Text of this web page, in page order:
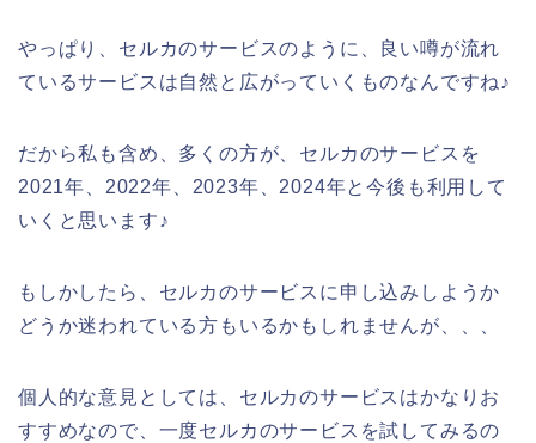
やっぱり、セルカのサービスのように、良い噂が流れ
ているサービスは自然と広がっていくものなんですね♪
だから私も含め、多くの方が、セルカのサービスを
2021年、2022年、2023年、2024年と今後も利用して
いくと思います♪
もしかしたら、セルカのサービスに申し込みしようか
どうか迷われている方もいるかもしれませんが、、、
個人的な意見としては、セルカのサービスはかなりお
すすめなので、一度セルカのサービスを試してみるの